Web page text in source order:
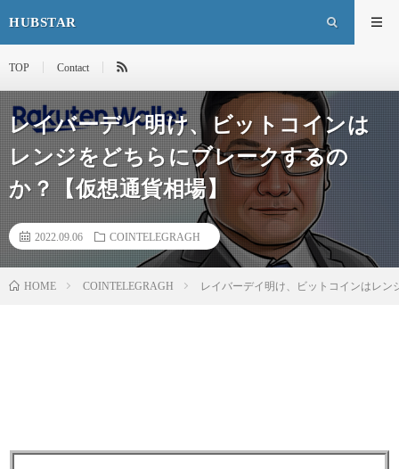
HUBSTAR
TOP Contact
レイバーデイ明け、ビットコインは
レンジをどちらにブレークするの
か？【仮想通貨相場】
2022.09.06 COINTELEGRAGH
HOME COINTELEGRAGH レイバーデイ明け、ビットコインはレ